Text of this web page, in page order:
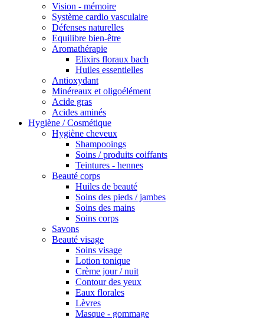
Vision - mémoire
Système cardio vasculaire
Défenses naturelles
Equilibre bien-être
Aromathérapie
Elixirs floraux bach
Huiles essentielles
Antioxydant
Minéreaux et oligoélément
Acide gras
Acides aminés
Hygiène / Cosmétique
Hygiène cheveux
Shampooings
Soins / produits coiffants
Teintures - hennes
Beauté corps
Huiles de beauté
Soins des pieds / jambes
Soins des mains
Soins corps
Savons
Beauté visage
Soins visage
Lotion tonique
Crème jour / nuit
Contour des yeux
Eaux florales
Lèvres
Masque - gommage